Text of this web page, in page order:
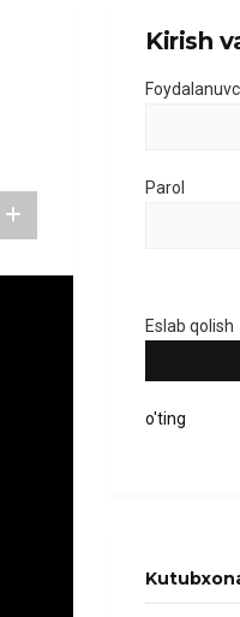
Kirish
Parol
Eslab qolish
o'ting